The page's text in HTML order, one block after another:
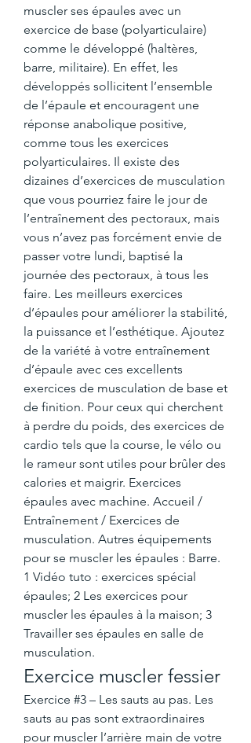
muscler ses épaules avec un
exercice de base (polyarticulaire)
comme le développé (haltères,
barre, militaire). En effet, les
développés sollicitent l’ensemble
de l’épaule et encouragent une
réponse anabolique positive,
comme tous les exercices
polyarticulaires. Il existe des
dizaines d’exercices de musculation
que vous pourriez faire le jour de
l’entraînement des pectoraux, mais
vous n’avez pas forcément envie de
passer votre lundi, baptisé la
journée des pectoraux, à tous les
faire. Les meilleurs exercices
d’épaules pour améliorer la stabilité,
la puissance et l’esthétique. Ajoutez
de la variété à votre entraînement
d’épaule avec ces excellents
exercices de musculation de base et
de finition. Pour ceux qui cherchent
à perdre du poids, des exercices de
cardio tels que la course, le vélo ou
le rameur sont utiles pour brûler des
calories et maigrir. Exercices
épaules avec machine. Accueil /
Entraînement / Exercices de
musculation. Autres équipements
pour se muscler les épaules : Barre.
1 Vidéo tuto : exercices spécial
épaules; 2 Les exercices pour
muscler les épaules à la maison; 3
Travailler ses épaules en salle de
musculation.
Exercice muscler fessier
Exercice #3 – Les sauts au pas. Les
sauts au pas sont extraordinaires
pour muscler l’arrière main de votre